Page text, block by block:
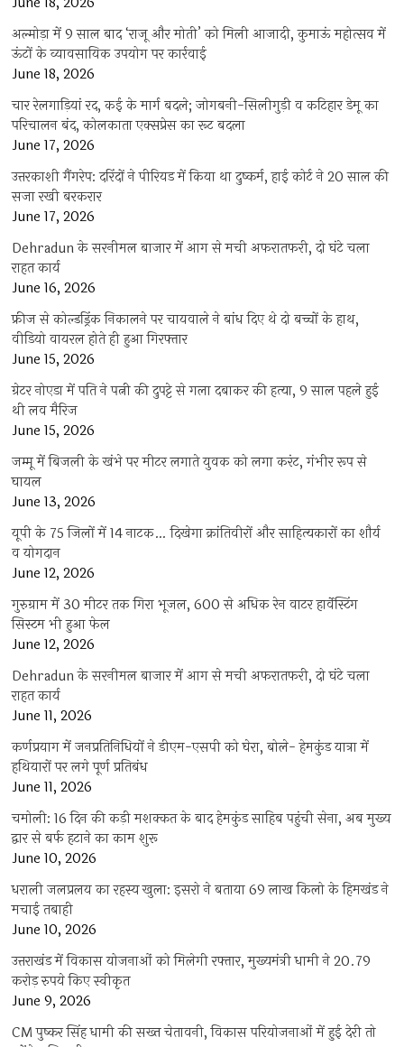
अल्मोड़ा में 9 साल बाद ‘राजू और मोती’ को मिली आजादी, कुमाऊं महोत्सव में
ऊंटों के व्यावसायिक उपयोग पर कार्रवाई
June 18, 2026
चार रेलगाड़ियां रद, कई के मार्ग बदले; जोगबनी-सिलीगुड़ी व कटिहार डेमू का
परिचालन बंद, कोलकाता एक्सप्रेस का रूट बदला
June 17, 2026
उत्तरकाशी गैंगरेप: दरिंदों ने पीरियड में किया था दुष्कर्म, हाई कोर्ट ने 20 साल की
सजा रखी बरकरार
June 17, 2026
Dehradun के सरनीमल बाजार में आग से मची अफरातफरी, दो घंटे चला
राहत कार्य
June 16, 2026
फ्रीज से कोल्डड्रिंक निकालने पर चायवाले ने बांध दिए थे दो बच्चों के हाथ,
वीडियो वायरल होते ही हुआ गिरफ्तार
June 15, 2026
ग्रेटर नोएडा में पति ने पत्नी की दुपट्टे से गला दबाकर की हत्या, 9 साल पहले हुई
थी लव मैरिज
June 15, 2026
जम्मू में बिजली के खंभे पर मीटर लगाते युवक को लगा करंट, गंभीर रूप से
घायल
June 13, 2026
यूपी के 75 जिलों में 14 नाटक… दिखेगा क्रांतिवीरों और साहित्यकारों का शौर्य
व योगदान
June 12, 2026
गुरुग्राम में 30 मीटर तक गिरा भूजल, 600 से अधिक रेन वाटर हार्वेस्टिंग
सिस्टम भी हुआ फेल
June 12, 2026
Dehradun के सरनीमल बाजार में आग से मची अफरातफरी, दो घंटे चला
राहत कार्य
June 11, 2026
कर्णप्रयाग में जनप्रतिनिधियों ने डीएम-एसपी को घेरा, बोले- हेमकुंड यात्रा में
हथियारों पर लगे पूर्ण प्रतिबंध
June 11, 2026
चमोली: 16 दिन की कड़ी मशक्कत के बाद हेमकुंड साहिब पहुंची सेना, अब मुख्य
द्वार से बर्फ हटाने का काम शुरू
June 10, 2026
धराली जलप्रलय का रहस्य खुला: इसरो ने बताया 69 लाख किलो के हिमखंड ने
मचाई तबाही
June 10, 2026
उत्तराखंड में विकास योजनाओं को मिलेगी रफ्तार, मुख्यमंत्री धामी ने 20.79
करोड़ रुपये किए स्वीकृत
June 9, 2026
CM पुष्कर सिंह धामी की सख्त चेतावनी, विकास परियोजनाओं में हुई देरी तो